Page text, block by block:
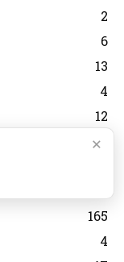
2
6
13
4
12
660
165
4
×